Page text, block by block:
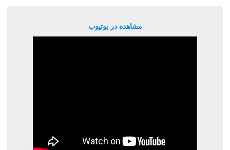
مشاهده در یوتیوب